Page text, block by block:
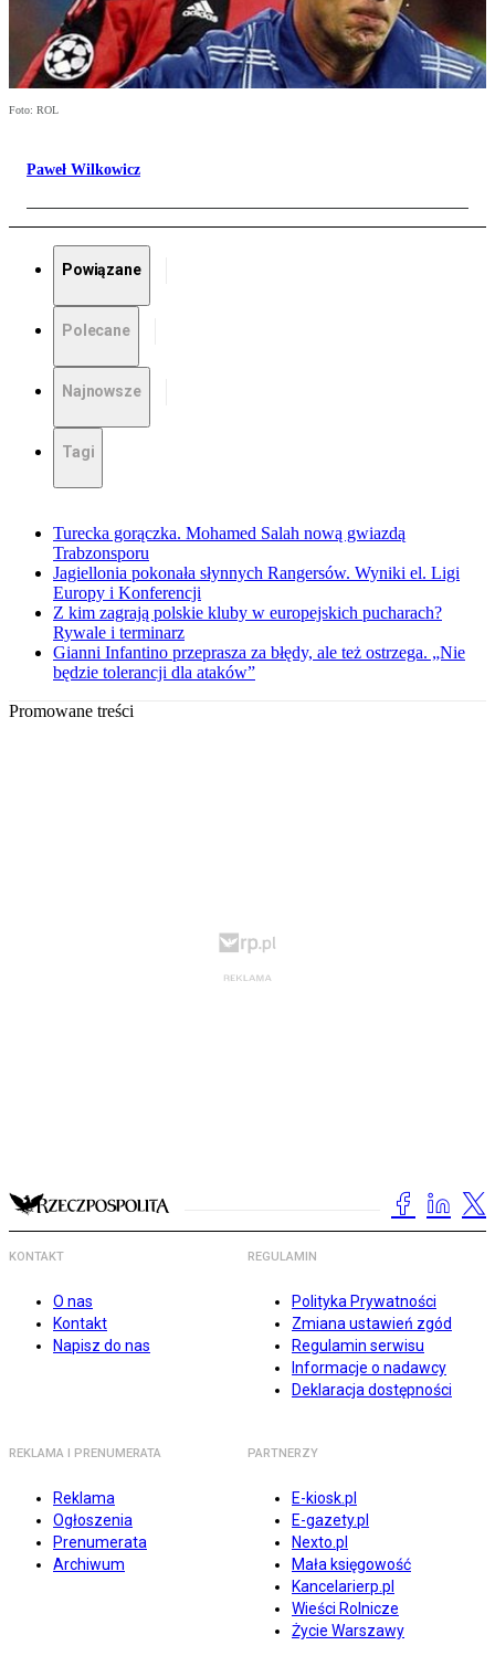
Foto: ROL
Paweł Wilkowicz
Powiązane
Polecane
Najnowsze
Tagi
Turecka gorączka. Mohamed Salah nową gwiazdą
Trabzonsporu
Jagiellonia pokonała słynnych Rangersów. Wyniki el. Ligi
Europy i Konferencji
Z kim zagrają polskie kluby w europejskich pucharach?
Rywale i terminarz
Gianni Infantino przeprasza za błędy, ale też ostrzega. „Nie
będzie tolerancji dla ataków”
Promowane treści
KONTAKT
O nas
Kontakt
Napisz do nas
REGULAMIN
Polityka Prywatności
Zmiana ustawień zgód
Regulamin serwisu
Informacje o nadawcy
Deklaracja dostępności
REKLAMA I PRENUMERATA
Reklama
Ogłoszenia
Prenumerata
Archiwum
PARTNERZY
E-kiosk.pl
E-gazety.pl
Nexto.pl
Mała księgowość
Kancelarierp.pl
Wieści Rolnicze
Życie Warszawy